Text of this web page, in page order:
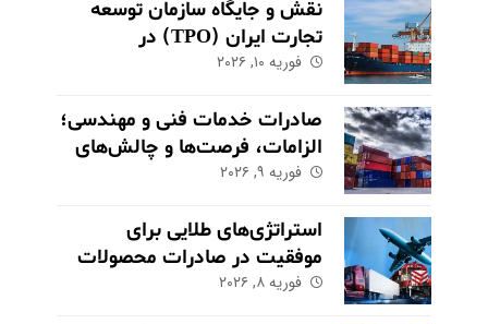
نقش و جایگاه سازمان توسعه
تجارت ایران (TPO) در
اکوسیستم صادراتی
فوریه ۱۰, ۲۰۲۶
صادرات خدمات فنی و مهندسی؛
الزامات، فرصت‌ها و چالش‌های
کلیدی
فوریه ۹, ۲۰۲۶
استراتژی‌های طلایی برای
موفقیت در صادرات محصولات
کشاورزی و مواد غذایی
فوریه ۸, ۲۰۲۶